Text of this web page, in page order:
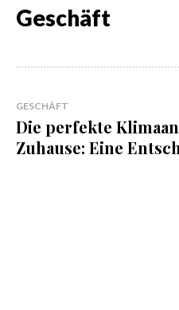
Geschäft
GESCHÄFT
Die perfekte
Zuhause: Eine